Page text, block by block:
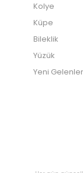
Kolye
Küpe
Bileklik
Yüzük
Yeni Gelenler